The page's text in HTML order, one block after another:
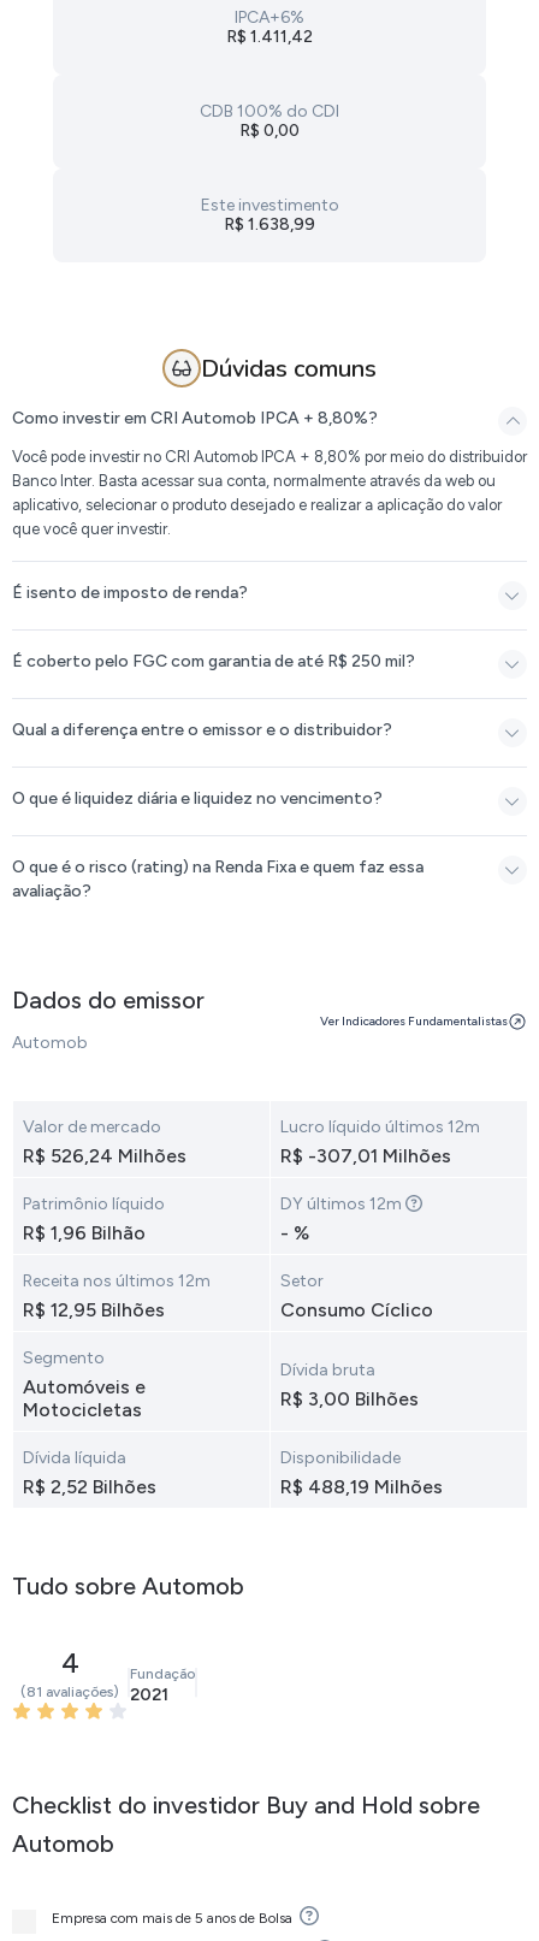
IPCA+6%
R$ 1.411,42
CDB 100% do CDI
R$ 0,00
Este investimento
R$ 1.638,99
Dúvidas comuns
Como investir em CRI Automob IPCA + 8,80%?
Você pode investir no CRI Automob IPCA + 8,80% por meio do distribuidor
Banco Inter. Basta acessar sua conta, normalmente através da web ou
aplicativo, selecionar o produto desejado e realizar a aplicação do valor
que você quer investir.
É isento de imposto de renda?
É coberto pelo FGC com garantia de até R$ 250 mil?
Qual a diferença entre o emissor e o distribuidor?
O que é liquidez diária e liquidez no vencimento?
O que é o risco (rating) na Renda Fixa e quem faz essa
avaliação?
Dados do emissor
Automob
Ver Indicadores Fundamentalistas
Valor de mercado
R$ 526,24 Milhões
Lucro líquido últimos 12m
R$ -307,01 Milhões
Patrimônio líquido
R$ 1,96 Bilhão
DY últimos 12m
- %
Receita nos últimos 12m
R$ 12,95 Bilhões
Setor
Consumo Cíclico
Segmento
Automóveis e
Motocicletas
Dívida bruta
R$ 3,00 Bilhões
Dívida líquida
R$ 2,52 Bilhões
Disponibilidade
R$ 488,19 Milhões
Tudo sobre Automob
4
(81 avaliações)
Fundação
2021
Checklist do investidor Buy and Hold sobre
Automob
Empresa com mais de 5 anos de Bolsa